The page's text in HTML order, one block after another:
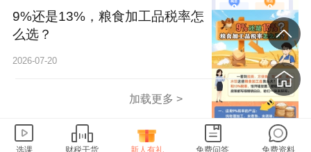
9%还是13%，粮食加工品税率怎
么选？
2026-07-20
加载更多 >